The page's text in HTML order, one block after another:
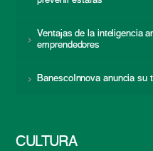
Ventajas de la inteligencia
emprendedores
BanescoInnova anuncia su
CULTURA